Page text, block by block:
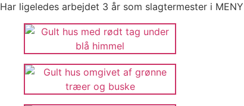
Har ligeledes arbejdet 3 år som slagtermester i